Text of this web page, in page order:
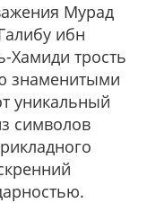
Мурад
ибн
Хамиди трость
знаменитыми
уникальный
символов